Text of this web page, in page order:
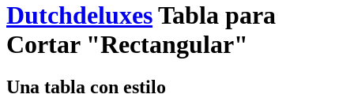
DutchdeluxesTabla para
Cortar "Rectangular"
Una tabla con estilo